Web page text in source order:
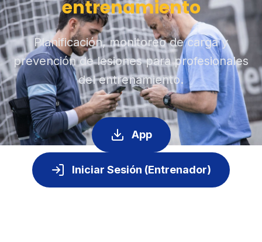
entrenamiento
Planificación, monitoreo de carga y
prevención de lesiones para profesionales
del entrenamiento.
App
Iniciar Sesión (Entrenador)